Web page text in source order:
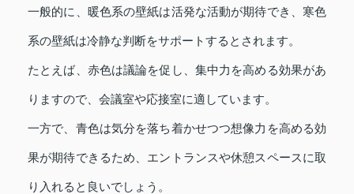
一般的に、暖色系の壁紙は活発な活動が期待でき、寒色
系の壁紙は冷静な判断をサポートするとされます。
たとえば、赤色は議論を促し、集中力を高める効果があ
りますので、会議室や応接室に適しています。
一方で、青色は気分を落ち着かせつつ想像力を高める効
果が期待できるため、エントランスや休憩スペースに取
り入れると良いでしょう。